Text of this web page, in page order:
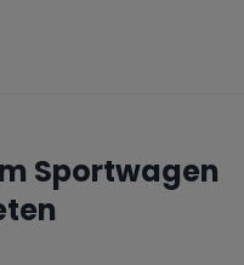
Sportwagen